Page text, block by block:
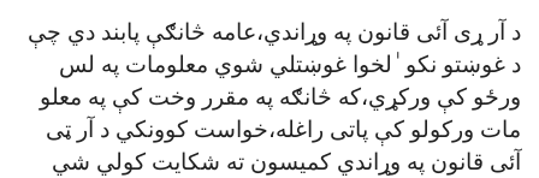
د آر ړی آئی قانون په وړاندي،عامه څانګې پابند دي چې
د غوښتو نکو ٰلخوا غوښتلي شوي معلومات په لس
ورځو کې ورکړي،که څانګه په مقرر وخت کې په معلو
مات ورکولو کې پاتی راغله،خواست کوونکي د آر ټی
آئی قانون په وړاندي کميسون ته شکايت کولي شي